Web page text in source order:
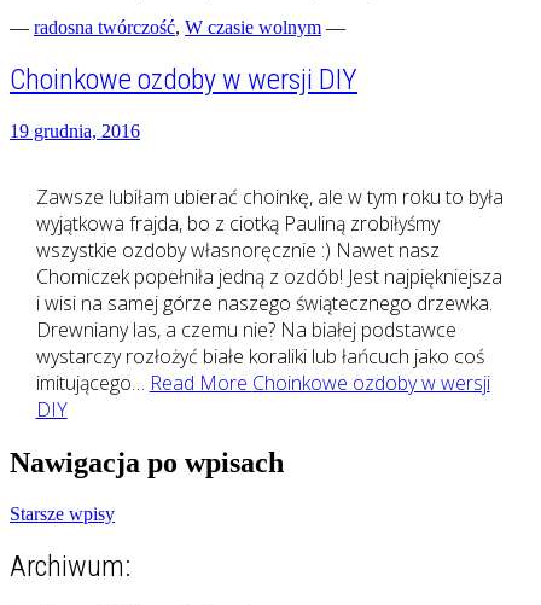
— radosna twórczość, W czasie wolnym —
Choinkowe ozdoby w wersji DIY
19 grudnia, 2016
Zawsze lubiłam ubierać choinkę, ale w tym roku to była
wyjątkowa frajda, bo z ciotką Pauliną zrobiłyśmy
wszystkie ozdoby własnoręcznie :) Nawet nasz
Chomiczek popełniła jedną z ozdób! Jest najpiękniejsza
i wisi na samej górze naszego świątecznego drzewka.
Drewniany las, a czemu nie? Na białej podstawce
wystarczy rozłożyć białe koraliki lub łańcuch jako coś
imitującego… Read More Choinkowe ozdoby w wersji
DIY
Nawigacja po wpisach
Starsze wpisy
Archiwum: